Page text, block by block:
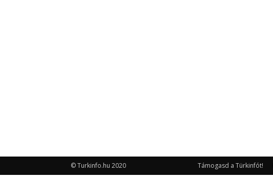
Támogasd a Türkinfót!
© Turkinfo.hu 2020